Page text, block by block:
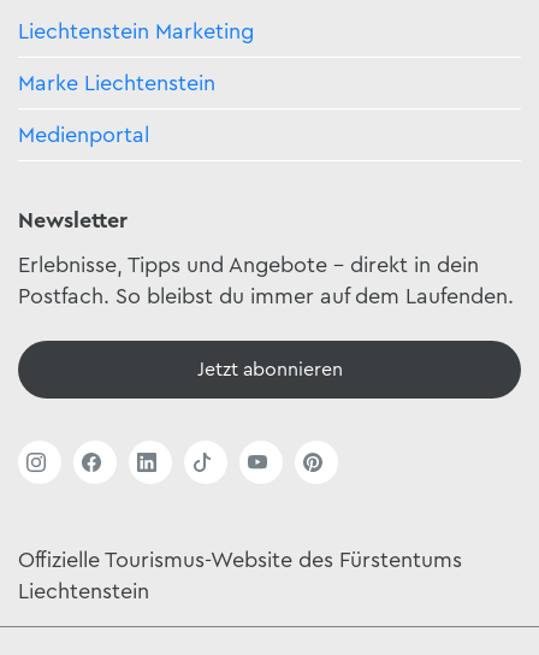
Liechtenstein Marketing
Marke Liechtenstein
Medienportal
Newsletter
Erlebnisse, Tipps und Angebote – direkt in dein
Postfach. So bleibst du immer auf dem Laufenden.
Jetzt abonnieren
Offizielle Tourismus-Website des Fürstentums
Liechtenstein